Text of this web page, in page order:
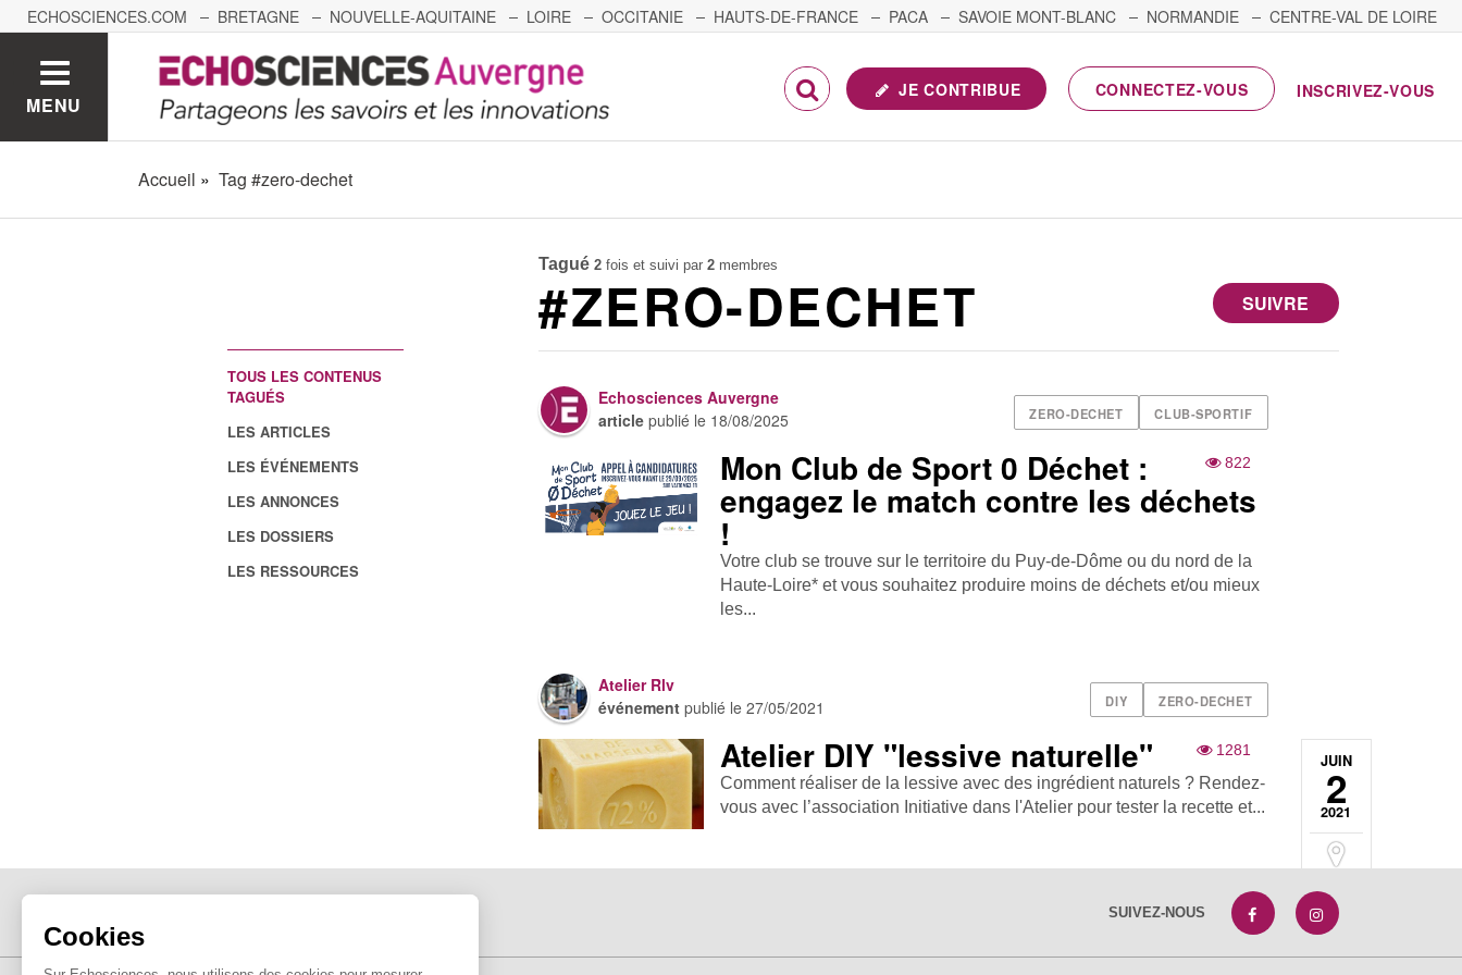
Cookies
ECHOSCIENCES.COM BRETAGNE NOUVELLE-AQUITAINE LOIRE OCCITANIE HAUTS-DE-FRANCE PACA SAVOIE MONT-BLANC NORMANDIE
CENTRE-VAL DE LOIRE
GRENOBLE GRAND EST BOURGOGNE-FRANCHE-COMTÉ
MENU
JE CONTRIBUE CONNECTEZ-VOUS INSCRIVEZ-VOUS
Accueil Tag #zero-dechet
TOUS LES CONTENUS
TAGUÉS
LES ARTICLES
LES ÉVÉNEMENTS
LES ANNONCES
LES DOSSIERS
LES RESSOURCES
Tagué 2 fois et suivi par2 membres
SUIVRE
#ZERO-DECHET
ZERO-DECHET CLUB-SPORTIF
Echosciences Auvergne
article publié le 18/08/2025
822
Mon Club de Sport 0 Déchet :
engagez le match contre les déchets
!
Votre club se trouve sur le territoire du Puy-de-Dôme ou du nord de la
Haute-Loire* et vous souhaitez produire moins de déchets et/ou mieux
les...
DIY ZERO-DECHET
Atelier Rlv
événement publié le27/05/2021
JUIN
2
2021
1281
Atelier DIY "lessive naturelle"
Comment réaliser de la lessive avec des ingrédient naturels ? Rendez-
vous avec l’association Initiative dans l'Atelier pour tester la recette et...
SUIVEZ-NOUS